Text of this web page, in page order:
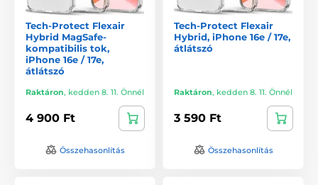
Tech-Protect Flexair
Hybrid MagSafe-
kompatibilis tok,
iPhone 16e / 17e,
átlátszó
Raktáron, kedden 8. 11. Önnél
4 900 Ft
Összehasonlítás
Tech-Protect Flexair
Hybrid, iPhone 16e / 17e,
átlátszó
Raktáron, kedden 8. 11. Önnél
3 590 Ft
Összehasonlítás